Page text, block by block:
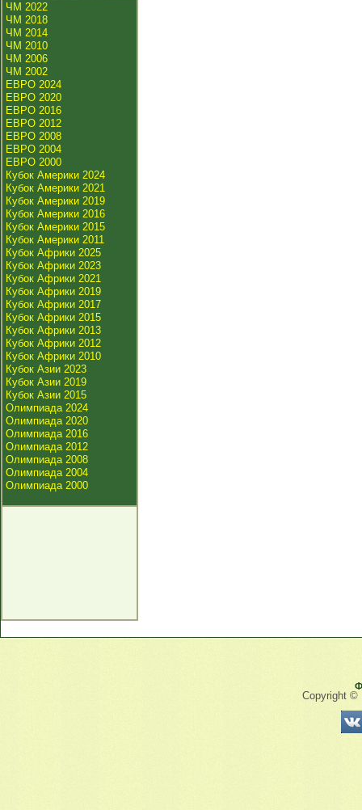
ЧМ 2022
ЧМ 2018
ЧМ 2014
ЧМ 2010
ЧМ 2006
ЧМ 2002
ЕВРО 2024
ЕВРО 2020
ЕВРО 2016
ЕВРО 2012
ЕВРО 2008
ЕВРО 2004
ЕВРО 2000
Кубок Америки 2024
Кубок Америки 2021
Кубок Америки 2019
Кубок Америки 2016
Кубок Америки 2015
Кубок Америки 2011
Кубок Африки 2025
Кубок Африки 2023
Кубок Африки 2021
Кубок Африки 2019
Кубок Африки 2017
Кубок Африки 2015
Кубок Африки 2013
Кубок Африки 2012
Кубок Африки 2010
Кубок Азии 2023
Кубок Азии 2019
Кубок Азии 2015
Олимпиада 2024
Олимпиада 2020
Олимпиада 2016
Олимпиада 2012
Олимпиада 2008
Олимпиада 2004
Олимпиада 2000
Copyright ©